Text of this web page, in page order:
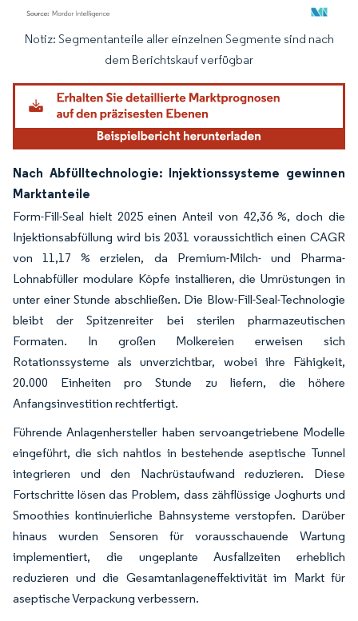
Bild © Mordor Intelligence. Wiederverwendung erfordert Namensnennung
Notiz: Segmentanteile aller einzelnen Segmente sind nach
dem Berichtskauf verfügbar
Nach Abfülltechnologie: Injektionssysteme gewinnen
Marktanteile
Form-Fill-Seal hielt 2025 einen Anteil von 42,36 %, doch die
Injektionsabfüllung wird bis 2031 voraussichtlich einen CAGR
von 11,17 % erzielen, da Premium-Milch- und Pharma-
Lohnabfüller modulare Köpfe installieren, die Umrüstungen in
unter einer Stunde abschließen. Die Blow-Fill-Seal-Technologie
bleibt der Spitzenreiter bei sterilen pharmazeutischen
Formaten. In großen Molkereien erweisen sich
Rotationssysteme als unverzichtbar, wobei ihre Fähigkeit,
20.000 Einheiten pro Stunde zu liefern, die höhere
Anfangsinvestition rechtfertigt.
Führende Anlagenhersteller haben servoangetriebene Modelle
eingeführt, die sich nahtlos in bestehende aseptische Tunnel
integrieren und den Nachrüstaufwand reduzieren. Diese
Fortschritte lösen das Problem, dass zähflüssige Joghurts und
Smoothies kontinuierliche Bahnsysteme verstopfen. Darüber
hinaus wurden Sensoren für vorausschauende Wartung
implementiert, die ungeplante Ausfallzeiten erheblich
reduzieren und die Gesamtanlageneffektivität im Markt für
aseptische Verpackung verbessern.